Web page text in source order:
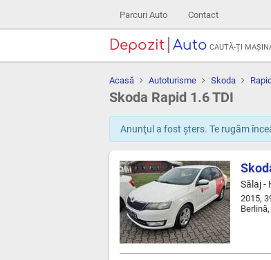
Parcuri Auto Contact
Depozit Auto CAUTĂ-ŢI
Acasă Autoturisme Skoda Rapid
Skoda Rapid 1.6 TDI
Anunţul a fost şters. Te rugăm
Sălaj -
2015,